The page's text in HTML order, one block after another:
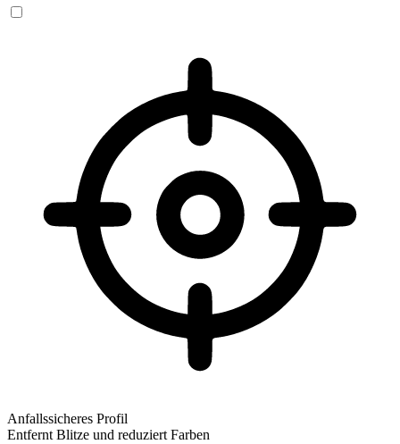
Anfallssicheres Profil
Entfernt Blitze und reduziert Farben